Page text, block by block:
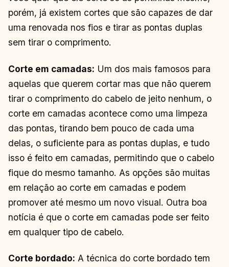
porém, já existem cortes que são capazes de dar
uma renovada nos fios e tirar as pontas duplas
sem tirar o comprimento.
Corte em camadas: Um dos mais famosos para
aquelas que querem cortar mas que não querem
tirar o comprimento do cabelo de jeito nenhum, o
corte em camadas acontece como uma limpeza
das pontas, tirando bem pouco de cada uma
delas, o suficiente para as pontas duplas, e tudo
isso é feito em camadas, permitindo que o cabelo
fique do mesmo tamanho. As opções são muitas
em relação ao corte em camadas e podem
promover até mesmo um novo visual. Outra boa
notícia é que o corte em camadas pode ser feito
em qualquer tipo de cabelo.
Corte bordado: A técnica do corte bordado tem